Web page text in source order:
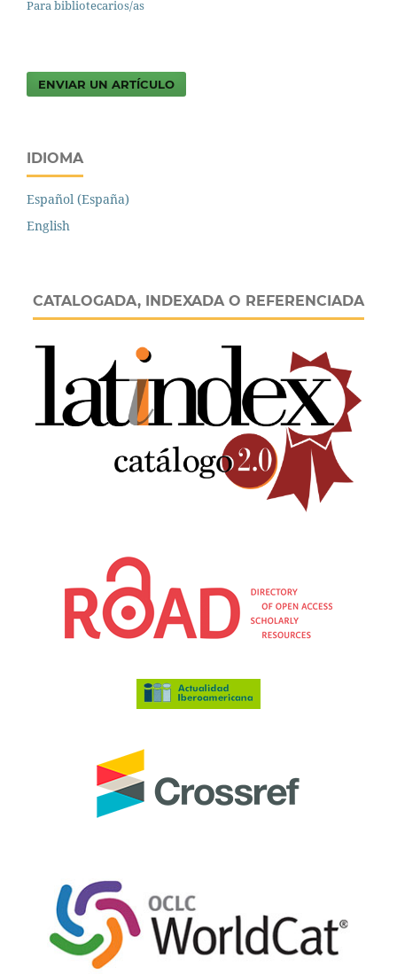
Para bibliotecarios/as
ENVIAR UN ARTÍCULO
IDIOMA
Español (España)
English
CATALOGADA, INDEXADA O REFERENCIADA